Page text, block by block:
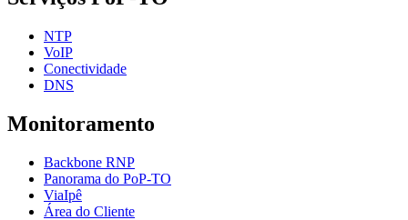
NTP
VoIP
Conectividade
DNS
Monitoramento
Backbone RNP
Panorama do PoP-TO
ViaIpê
Área do Cliente